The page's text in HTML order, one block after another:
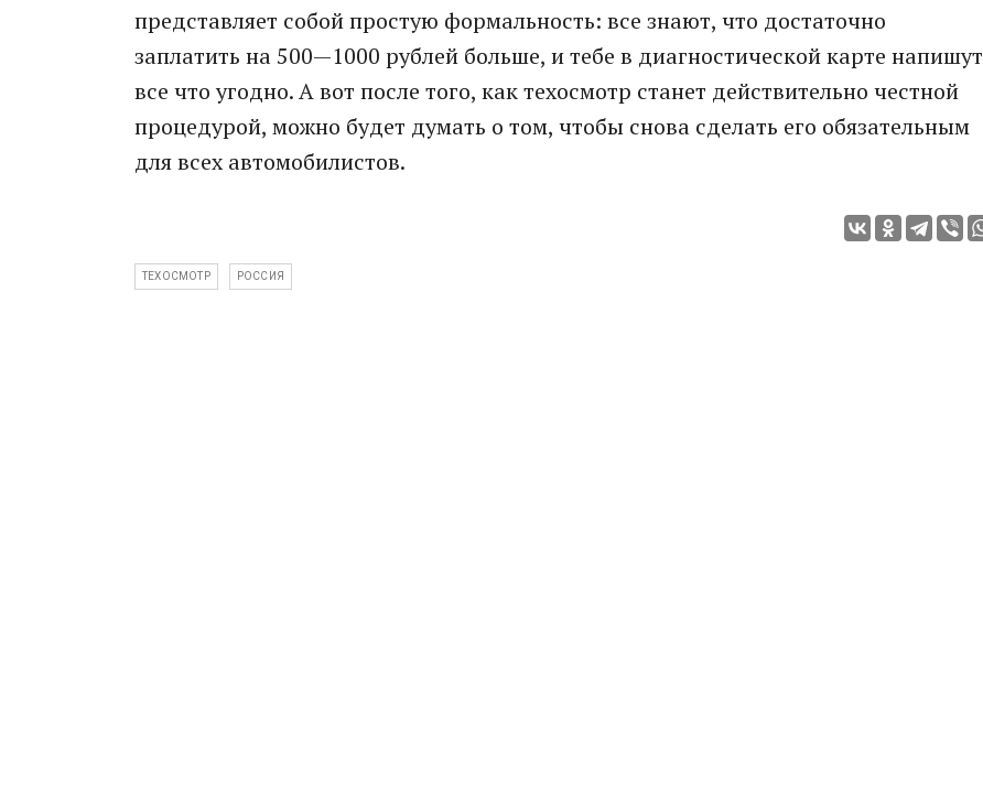
представляет собой простую формальность: все знают, что достаточно
заплатить на 500—1000 рублей больше, и тебе в диагностической карте напишут
все что угодно. А вот после того, как техосмотр станет действительно честной
процедурой, можно будет думать о том, чтобы снова сделать его обязательным
для всех автомобилистов.
ТЕХОСМОТР РОССИЯ